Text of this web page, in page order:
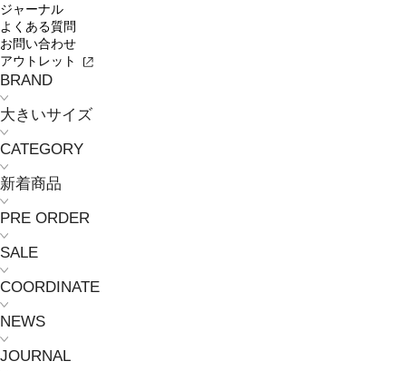
ジャーナル
よくある質問
お問い合わせ
アウトレット
BRAND
大きいサイズ
CATEGORY
新着商品
PRE ORDER
SALE
COORDINATE
NEWS
JOURNAL